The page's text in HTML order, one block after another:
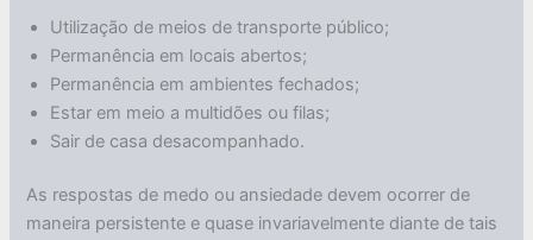
Utilização de meios de transporte público;
Permanência em locais abertos;
Permanência em ambientes fechados;
Estar em meio a multidões ou filas;
Sair de casa desacompanhado.
As respostas de medo ou ansiedade devem ocorrer de
maneira persistente e quase invariavelmente diante de tais